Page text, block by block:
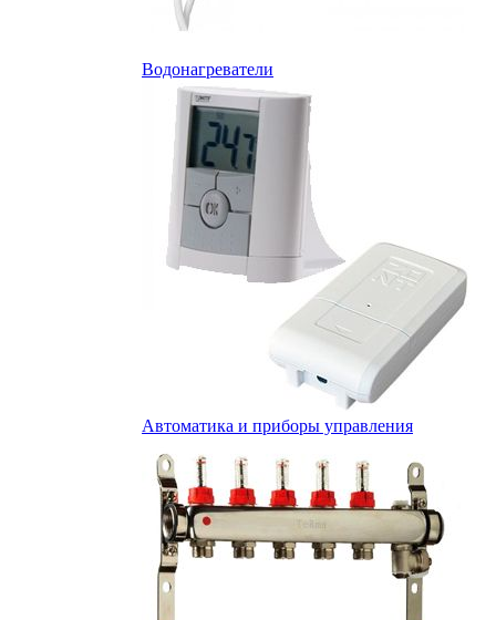
Водонагреватели
Автоматика и приборы управления